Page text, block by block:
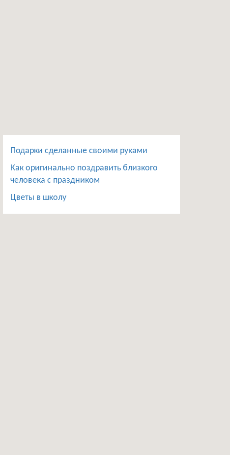
Подарки сделанные своими руками
Как оригинально поздравить близкого
человека с праздником
Цветы в школу